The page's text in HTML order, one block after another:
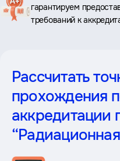
гарантируем
требований к
Рассчитать
прохождения
аккредитации